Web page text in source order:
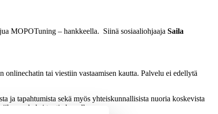
MOPOTuning – hankkeella. Siinä sosiaaliohjaaja Saila
onlinechatin tai viestiin vastaamisen kautta. Palvelu ei edellytä
ja tapahtumista sekä myös yhteiskunnallisista nuoria koskevista
kaksi tuntia kerrallaan.